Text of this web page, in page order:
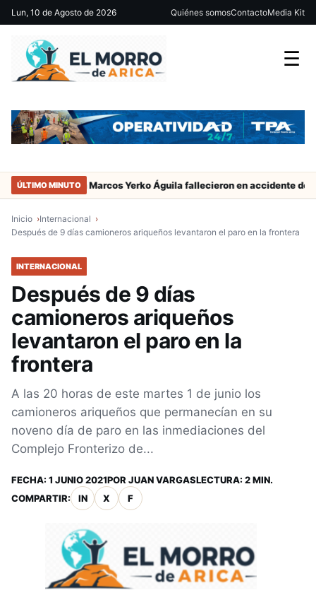
Lun, 10 de Agosto de 2026 Quiénes somosContactoMedia Kit
☰
ÚLTIMO MINUTO
de San Marcos Yerko Águila fallecieron en accidente de tránsito
Inicio
Internacional
Después de 9 días camioneros ariqueños levantaron el paro en la frontera
INTERNACIONAL
Después de 9 días
camioneros ariqueños
levantaron el paro en la
frontera
A las 20 horas de este martes 1 de junio los
camioneros ariqueños que permanecían en su
noveno día de paro en las inmediaciones del
Complejo Fronterizo de...
FECHA: 1 JUNIO 2021POR JUAN VARGASLECTURA: 2 MIN.
COMPARTIR:
IN X F